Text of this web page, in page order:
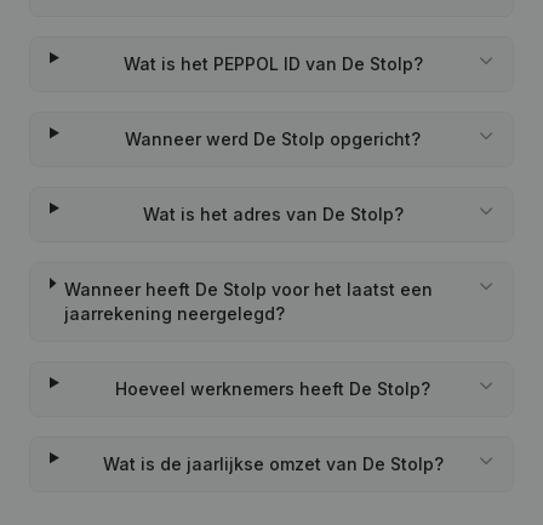
Wat is het PEPPOL ID van De Stolp?
Wanneer werd De Stolp opgericht?
Wat is het adres van De Stolp?
Wanneer heeft De Stolp voor het laatst een
jaarrekening neergelegd?
Hoeveel werknemers heeft De Stolp?
Wat is de jaarlijkse omzet van De Stolp?